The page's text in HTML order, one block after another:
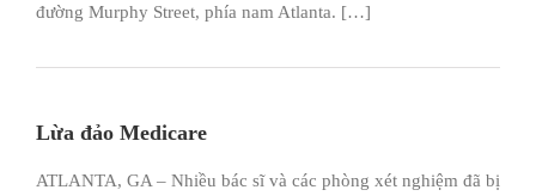
đường Murphy Street, phía nam Atlanta. […]
Lừa đảo Medicare
ATLANTA, GA – Nhiều bác sĩ và các phòng xét nghiệm đã bị